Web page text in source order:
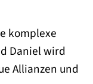
komplexe
Daniel wird
Allianzen und